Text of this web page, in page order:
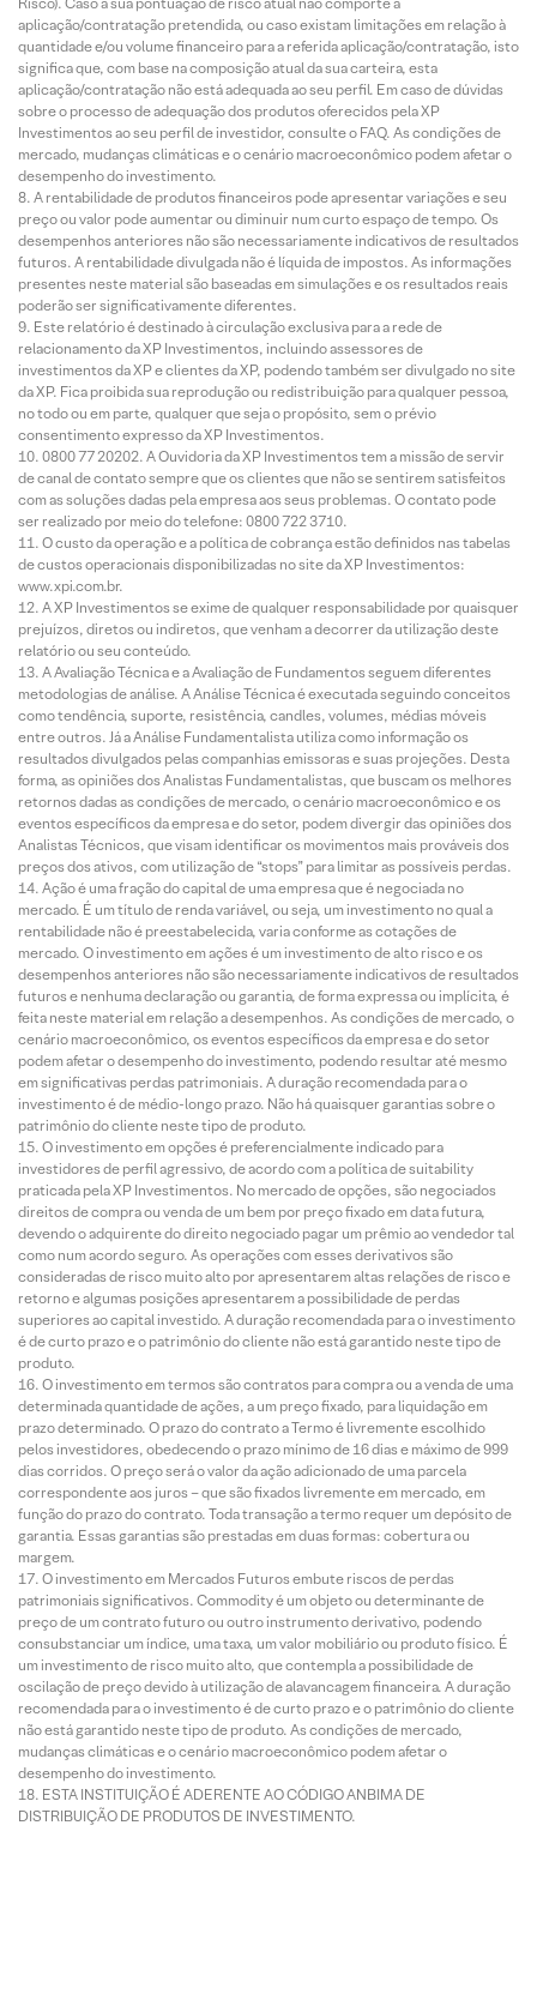
aplicação/contratação pretendida, ou caso existam limitações em relação à
quantidade e/ou volume financeiro para a referida aplicação/contratação, isto
significa que, com base na composição atual da sua carteira, esta
aplicação/contratação não está adequada ao seu perfil. Em caso de dúvidas
sobre o processo de adequação dos produtos oferecidos pela XP
Investimentos ao seu perfil de investidor, consulte o FAQ. As condições de
mercado, mudanças climáticas e o cenário macroeconômico podem afetar o
desempenho do investimento.
A rentabilidade de produtos financeiros pode apresentar variações e seu
preço ou valor pode aumentar ou diminuir num curto espaço de tempo. Os
desempenhos anteriores não são necessariamente indicativos de resultados
futuros. A rentabilidade divulgada não é líquida de impostos. As informações
presentes neste material são baseadas em simulações e os resultados reais
poderão ser significativamente diferentes.
Este relatório é destinado à circulação exclusiva para a rede de
relacionamento da XP Investimentos, incluindo assessores de
investimentos da XP e clientes da XP, podendo também ser divulgado no site
da XP. Fica proibida sua reprodução ou redistribuição para qualquer pessoa,
no todo ou em parte, qualquer que seja o propósito, sem o prévio
consentimento expresso da XP Investimentos.
0800 77 20202. A Ouvidoria da XP Investimentos tem a missão de servir
de canal de contato sempre que os clientes que não se sentirem satisfeitos
com as soluções dadas pela empresa aos seus problemas. O contato pode
ser realizado por meio do telefone: 0800 722 3710.
O custo da operação e a política de cobrança estão definidos nas tabelas
de custos operacionais disponibilizadas no site da XP Investimentos:
www.xpi.com.br.
A XP Investimentos se exime de qualquer responsabilidade por quaisquer
prejuízos, diretos ou indiretos, que venham a decorrer da utilização deste
relatório ou seu conteúdo.
A Avaliação Técnica e a Avaliação de Fundamentos seguem diferentes
metodologias de análise. A Análise Técnica é executada seguindo conceitos
como tendência, suporte, resistência, candles, volumes, médias móveis
entre outros. Já a Análise Fundamentalista utiliza como informação os
resultados divulgados pelas companhias emissoras e suas projeções. Desta
forma, as opiniões dos Analistas Fundamentalistas, que buscam os melhores
retornos dadas as condições de mercado, o cenário macroeconômico e os
eventos específicos da empresa e do setor, podem divergir das opiniões dos
Analistas Técnicos, que visam identificar os movimentos mais prováveis dos
preços dos ativos, com utilização de “stops” para limitar as possíveis perdas.
Ação é uma fração do capital de uma empresa que é negociada no
mercado. É um título de renda variável, ou seja, um investimento no qual a
rentabilidade não é preestabelecida, varia conforme as cotações de
mercado. O investimento em ações é um investimento de alto risco e os
desempenhos anteriores não são necessariamente indicativos de resultados
futuros e nenhuma declaração ou garantia, de forma expressa ou implícita, é
feita neste material em relação a desempenhos. As condições de mercado, o
cenário macroeconômico, os eventos específicos da empresa e do setor
podem afetar o desempenho do investimento, podendo resultar até mesmo
em significativas perdas patrimoniais. A duração recomendada para o
investimento é de médio-longo prazo. Não há quaisquer garantias sobre o
patrimônio do cliente neste tipo de produto.
O investimento em opções é preferencialmente indicado para
investidores de perfil agressivo, de acordo com a política de suitability
praticada pela XP Investimentos. No mercado de opções, são negociados
direitos de compra ou venda de um bem por preço fixado em data futura,
devendo o adquirente do direito negociado pagar um prêmio ao vendedor tal
como num acordo seguro. As operações com esses derivativos são
consideradas de risco muito alto por apresentarem altas relações de risco e
retorno e algumas posições apresentarem a possibilidade de perdas
superiores ao capital investido. A duração recomendada para o investimento
é de curto prazo e o patrimônio do cliente não está garantido neste tipo de
produto.
O investimento em termos são contratos para compra ou a venda de uma
determinada quantidade de ações, a um preço fixado, para liquidação em
prazo determinado. O prazo do contrato a Termo é livremente escolhido
pelos investidores, obedecendo o prazo mínimo de 16 dias e máximo de 999
dias corridos. O preço será o valor da ação adicionado de uma parcela
correspondente aos juros – que são fixados livremente em mercado, em
função do prazo do contrato. Toda transação a termo requer um depósito de
garantia. Essas garantias são prestadas em duas formas: cobertura ou
margem.
O investimento em Mercados Futuros embute riscos de perdas
patrimoniais significativos. Commodity é um objeto ou determinante de
preço de um contrato futuro ou outro instrumento derivativo, podendo
consubstanciar um índice, uma taxa, um valor mobiliário ou produto físico. É
um investimento de risco muito alto, que contempla a possibilidade de
oscilação de preço devido à utilização de alavancagem financeira. A duração
recomendada para o investimento é de curto prazo e o patrimônio do cliente
não está garantido neste tipo de produto. As condições de mercado,
mudanças climáticas e o cenário macroeconômico podem afetar o
desempenho do investimento.
ESTA INSTITUIÇÃO É ADERENTE AO CÓDIGO ANBIMA DE
DISTRIBUIÇÃO DE PRODUTOS DE INVESTIMENTO.